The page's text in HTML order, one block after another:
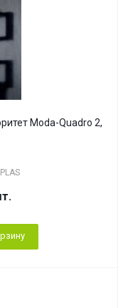
Moda-Quadro 2,